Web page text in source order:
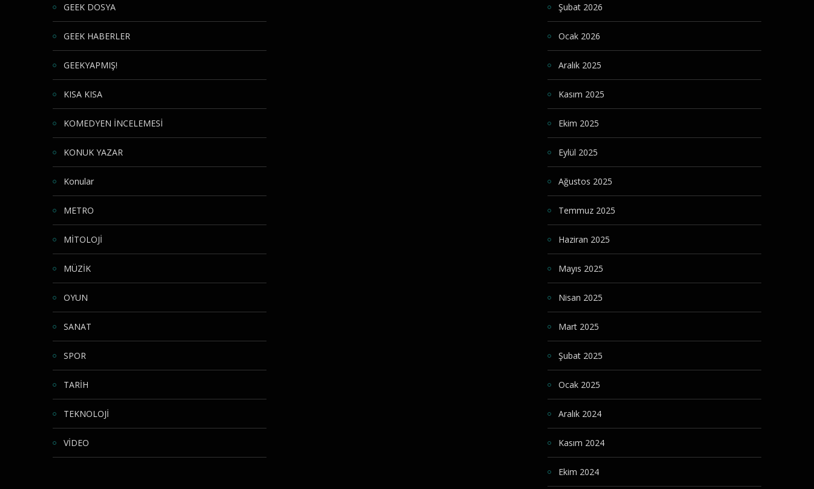
GEEK DOSYA
GEEK HABERLER
GEEKYAPMIŞ!
KISA KISA
KOMEDYEN İNCELEMESİ
KONUK YAZAR
Konular
METRO
MİTOLOJİ
MÜZİK
OYUN
SANAT
SPOR
TARİH
TEKNOLOJİ
VİDEO
Şubat 2026
Ocak 2026
Aralık 2025
Kasım 2025
Ekim 2025
Eylül 2025
Ağustos 2025
Temmuz 2025
Haziran 2025
Mayıs 2025
Nisan 2025
Mart 2025
Şubat 2025
Ocak 2025
Aralık 2024
Kasım 2024
Ekim 2024